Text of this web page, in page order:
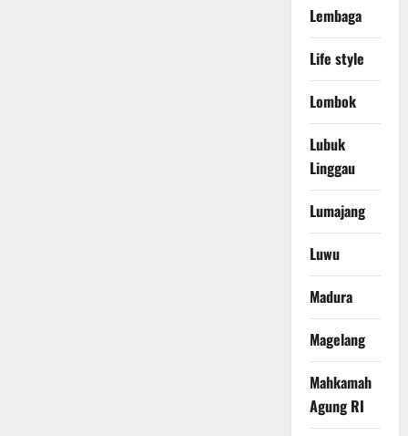
Lembaga
Life style
Lombok
Lubuk
Linggau
Lumajang
Luwu
Madura
Magelang
Mahkamah
Agung RI